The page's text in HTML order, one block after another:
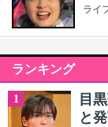
ライ
ランキング
1
目
と